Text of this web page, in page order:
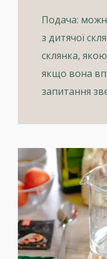
Подача:
з дитячої
склянка,
якщо вона
запитання